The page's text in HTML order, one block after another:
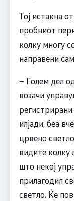
Тој истакна
пробниот
колку многу
направени
– Голем дел
возачи
илјади, беа
црвено
видите колку
што некој
прилагодил
светло. Ќе